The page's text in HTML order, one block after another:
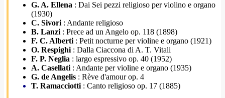
G. A. Ellena : Dai Sei pezzi religioso per violino e organo
(1930)
C. Sivori : Andante religioso
B. Lanzi : Prece ad un Angelo op. 118 (1898)
F. C. Alberti : Petit nocturne per violine e organo (1921)
O. Respighi : Dalla Ciaccona di A. T. Vitali
F. P. Neglia : largo espressivo op. 40 (1952)
A. Casellati : Andante per violine e organo (1935)
G. de Angelis : Rève d'amour op. 4
T. Ramacciotti : Canto religioso op. 17 (1885)